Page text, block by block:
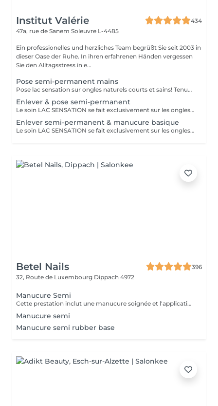
Institut Valérie
434
47a, rue de Sanem Soleuvre L-4485
Ein professionelles und herzliches Team begrüßt Sie seit 2003 in
dieser Oase der Ruhe. In ihren erfahrenen Händen vergessen
Sie den Alltagsstress in e...
Pose semi-permanent mains
Pose lac sensation sur ongles naturels courts et sains! Tenue 2 à 3 semaines
Enlever & pose semi-permanent
Le soin LAC SENSATION se fait exclusivement sur les ongles naturels des mains.
Enlever semi-permanent & manucure basique
Le soin LAC SENSATION se fait exclusivement sur les ongles naturels des mains.
Betel Nails
396
32, Route de Luxembourg Dippach 4972
Manucure Semi
Cette prestation inclut une manucure soignée et l'application d'un vernis semi-permanent de la couleur de votre choix.
Manucure semi
Manucure semi rubber base